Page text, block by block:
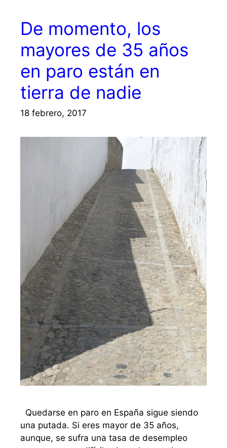
De momento, los
mayores de 35 años
en paro están en
tierra de nadie
18 febrero, 2017
Quedarse en paro en España sigue siendo
una putada. Si eres mayor de 35 años,
aunque, se sufra una tasa de desempleo